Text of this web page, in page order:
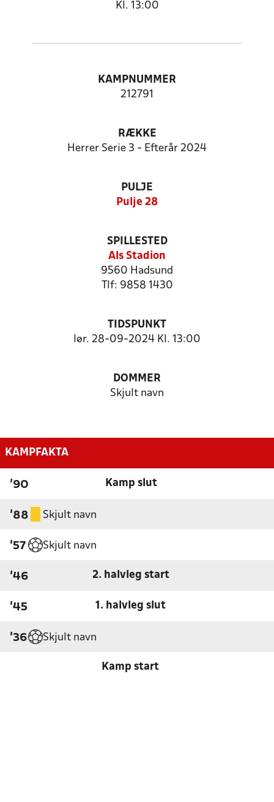
Kl. 13:00
KAMPNUMMER
212791
RÆKKE
Herrer Serie 3 - Efterår 2024
PULJE
Pulje 28
SPILLESTED
Als Stadion
9560 Hadsund
Tlf: 9858 1430
TIDSPUNKT
lør. 28-09-2024 Kl. 13:00
DOMMER
Skjult navn
KAMPFAKTA
'90 Kamp slut
'88 Skjult navn
'57 Skjult navn
'46 2. halvleg start
'45 1. halvleg slut
'36 Skjult navn
Kamp start